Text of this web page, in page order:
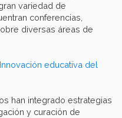
variedad de
conferencias,
diversas áreas de
educativa del
han integrado estrategias
y curación de